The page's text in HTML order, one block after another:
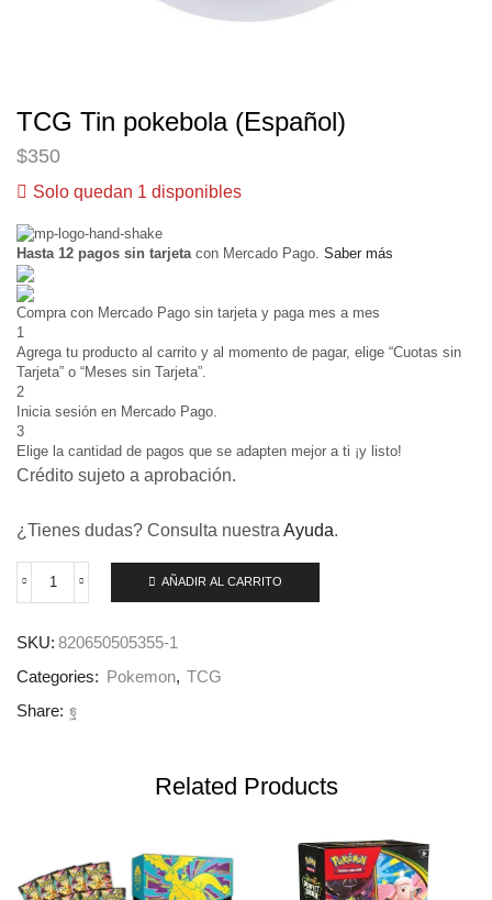
TCG Tin pokebola (Español)
$350
Solo quedan 1 disponibles
Hasta 12 pagos sin tarjeta con Mercado Pago. Saber más
Compra con Mercado Pago sin tarjeta y paga mes a mes
1
Agrega tu producto al carrito y al momento de pagar, elige “Cuotas sin
Tarjeta” o “Meses sin Tarjeta”.
2
Inicia sesión en Mercado Pago.
3
Elige la cantidad de pagos que se adapten mejor a ti ¡y listo!
Crédito sujeto a aprobación.
¿Tienes dudas? Consulta nuestra Ayuda.
AÑADIR AL CARRITO
SKU: 820650505355-1
Categories:
Pokemon, TCG
Share:
Related Products